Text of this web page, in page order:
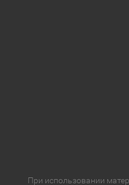
При использовании